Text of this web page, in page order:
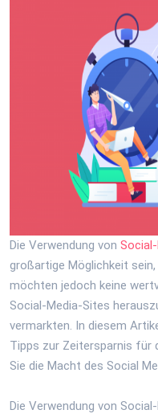
Die Verwendung von
großartige Möglichkeit
möchten jedoch keine
Social-Media-Sites
vermarkten. In diesem
Tipps zur Zeitersparnis für
Sie die Macht des Social
Die Verwendung von